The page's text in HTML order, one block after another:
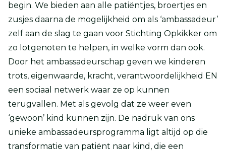
begin. We bieden aan alle patiëntjes, broertjes en
zusjes daarna de mogelijkheid om als ‘ambassadeur’
zelf aan de slag te gaan voor Stichting Opkikker om
zo lotgenoten te helpen, in welke vorm dan ook.
Door het ambassadeurschap geven we kinderen
trots, eigenwaarde, kracht, verantwoordelijkheid EN
een sociaal netwerk waar ze op kunnen
terugvallen. Met als gevolg dat ze weer even
‘gewoon’ kind kunnen zijn. De nadruk van ons
unieke ambassadeursprogramma ligt altijd op die
transformatie van patiënt naar kind, die een